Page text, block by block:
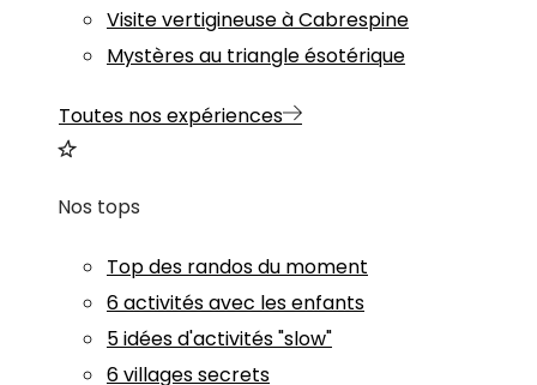
Visite vertigineuse à Cabrespine
Mystères au triangle ésotérique
Toutes nos expériences
Nos tops
Top des randos du moment
6 activités avec les enfants
5 idées d'activités "slow"
6 villages secrets